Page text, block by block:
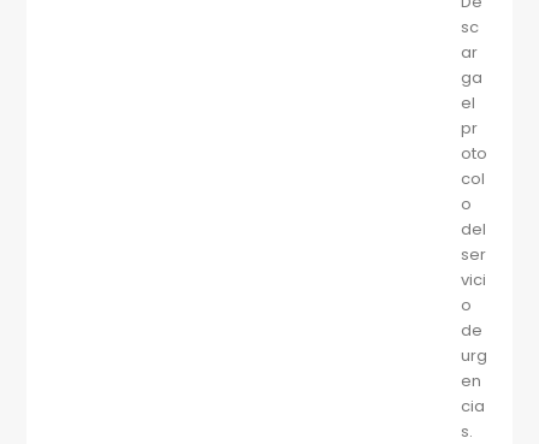
sc
ar
ga
el
pr
oto
col
o
del
ser
vici
o
de
urg
en
cia
s.